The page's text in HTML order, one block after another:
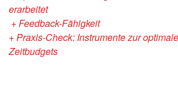
erarbeitet
+ Feedback-Fähigkeit
+ Praxis-Check: Instrumente zur
Zeitbudgets